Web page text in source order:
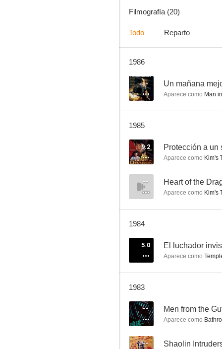
Hua xin da shao
--
--
Filmografía (20)
Todo Reparto
1986
-- Un mañana
Aparece como Man
1985
9.2 Protección a un
Aparece como Kim's
-- Heart of the
Aparece como Kim's
1984
5.0 El luchador
Aparece como
1983
-- Men from the
Aparece como
-- Shaolin